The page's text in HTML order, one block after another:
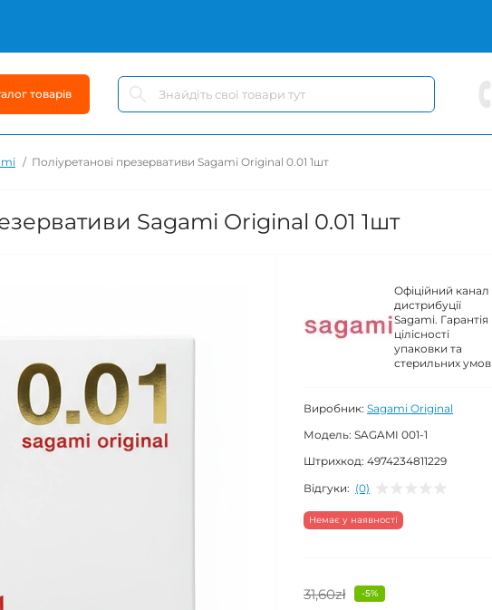
товарів
Поліуретанові презервативи Sagami Original 0.01 1шт
Sagami Original 0.01 1шт
Офіційний канал
дистрибуції
Sagami. Гарантія
цілісності
упаковки та
стерильних умов
Виробник: Sagami Original
Модель: SAGAMI 001-1
Штрихкод: 4974234811229
Відгуки: (0)
Немає у наявності
31,60zł -5%